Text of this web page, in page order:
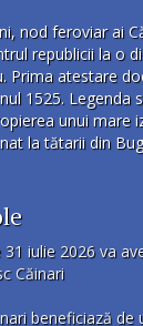
nod feroviar ai
republicii la o
Prima atestare
1525. Legenda
unui mare
la tătarii din
iulie 2026 va
Căinari
beneficiază